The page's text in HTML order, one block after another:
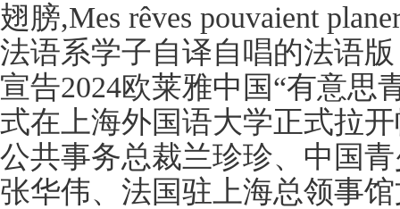
翅膀,Mes rêves pouvaient
法语系学子自译自唱的法语
宣告2024欧莱雅中国“有意思
式在上海外国语大学正式拉
公共事务总裁兰珍珍、中国
张华伟、法国驻上海总领事